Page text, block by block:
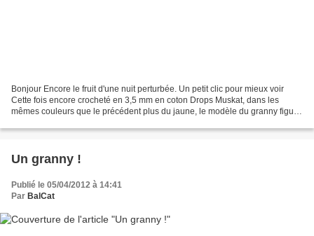
Bonjour Encore le fruit d'une nuit perturbée. Un petit clic pour mieux voir
Cette fois encore crocheté en 3,5 mm en coton Drops Muskat, dans les
mêmes couleurs que le précédent plus du jaune, le modèle du granny figure
Un granny !
Publié le 05/04/2012 à 14:41
Par BalCat